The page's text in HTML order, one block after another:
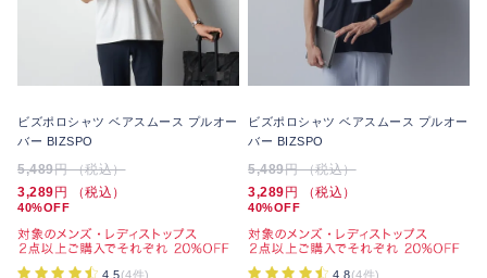
ビズポロシャツ ベアスムース プルオー
バー BIZSPO
5,489円 （税込）
3,289円 （税込）
40%OFF
4.5(4件)
ビズポロシャツ ベアスムース プルオー
バー BIZSPO
5,489円 （税込）
3,289円 （税込）
40%OFF
4.8(4件)